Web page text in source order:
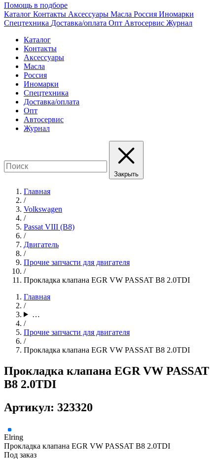
Помощь в подборе
Каталог Контакты Аксессуары Масла Россия Иномарки
Спецтехника Доставка/оплата Опт Автосервис Журнал
Каталог
Контакты
Аксессуары
Масла
Россия
Иномарки
Спецтехника
Доставка/оплата
Опт
Автосервис
Журнал
Закрыть
Главная
/
Volkswagen
/
Passat VIII (B8)
/
Двигатель
/
Прочие запчасти для двигателя
/
Прокладка клапана EGR VW PASSAT B8 2.0TDI
Главная
/
…
/
Прочие запчасти для двигателя
/
Прокладка клапана EGR VW PASSAT B8 2.0TDI
Прокладка клапана EGR VW PASSAT
B8 2.0TDI
Артикул: 323320
Elring
Прокладка клапана EGR VW PASSAT B8 2.0TDI
Под заказ